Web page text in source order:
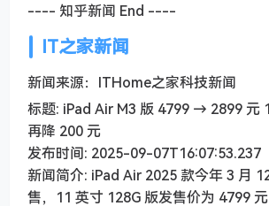
---- 知乎新闻 End ----
IT之家新闻
新闻来源：ITHome之家科技新闻
标题: iPad Air M3 版 4799 → 2899 元
再降 200 元
发布时间: 2025-09-07T16:07:53.237
新闻简介: iPad Air 2025 款今年 3 月
售，11 英寸 128G 版发售价为 4799 元